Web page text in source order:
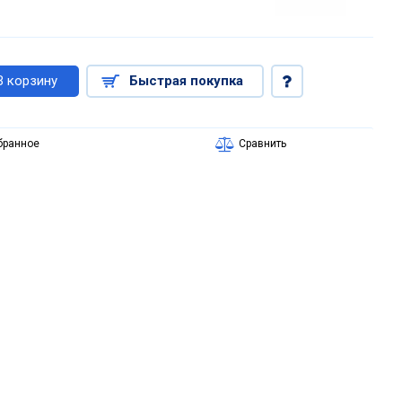
корзину Быстрая покупка
Сравнить